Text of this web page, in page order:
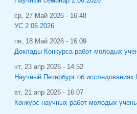
ср, 27 Май 2026 - 16:48
УС 2.06.2026
пн, 18 Май 2026 - 16:09
Доклады Конкурса работ молодых
чт, 23 апр 2026 - 14:52
Научный Петербург об
вт, 21 апр 2026 - 16:07
Конкурс научных работ молодых